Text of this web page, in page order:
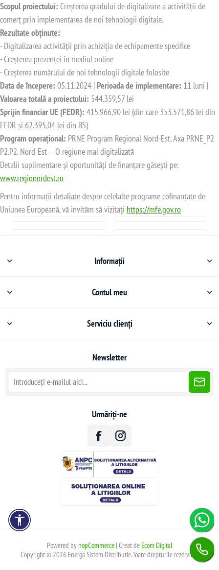
Scopul proiectului: Creșterea gradului de digitalizare a activității de
comerț prin implementarea de noi tehnologii digitale.
Rezultate obținute:
- Digitalizarea activității prin achiziția de echipamente specifice
- Creșterea prezenței în mediul online
- Creșterea numărului de noi tehnologii digitale folosite
Data de începere: 05.11.2024 | Perioada de implementare: 11 luni |
Valoarea totală a proiectului: 544.359,57 lei
Sprijin financiar UE (FEDR): 415.966,90 lei (din care 353.571,86 lei din
FEDR și 62.395,04 lei din BS)
Program operațional: PRNE Program Regional Nord-Est, Axa PRNE_P2
P2.P2. Nord-Est – O regiune mai digitalizată
Detalii suplimentare și oportunități de finanțare găsești pe:
www.regionordest.ro
Pentru informații detaliate despre celelalte programe cofinanțate de
Uniunea Europeană, vă invităm să vizitați https://mfe.gov.ro
Informații
Contul meu
Serviciu clienți
Newsletter
Urmăriți-ne
Powered bynopCommerce| Creat de Ecom Digital
Copyright © 2026 Energo Sistem Distributie.Toate drepturile rezervate.